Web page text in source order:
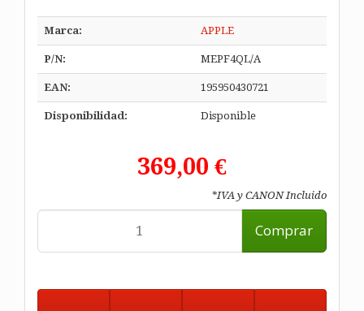
Marca: APPLE
P/N: MEPF4QL/A
EAN: 195950430721
Disponibilidad: Disponible
369,00 €
*IVA y CANON Incluido
Comprar